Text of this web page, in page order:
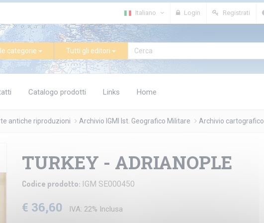
Italiano Login Registrati
categorie Tutti gli editori
Catalogo prodotti Links Home
antiche riproduzioni Archivio IGMI Ist. Geografico Militare Archivio cartografico
TURKEY - ADRIANOPLE
Codice prodotto: IGM SE000450
€ 36,60 IVA: 22% Inclusa